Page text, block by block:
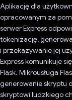
Aplikację dla
opracowanym za
serwer Express
tokenizację,
i przekazywanie jej
Express komunikuje
Flask. Mikrousługa
generowanie skryptu
skryptowi ludzkiego